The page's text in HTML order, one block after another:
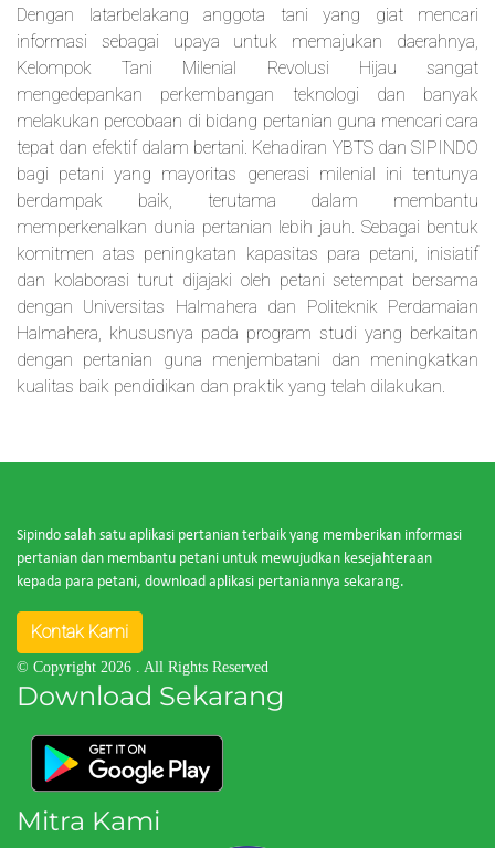
Dengan latarbelakang anggota tani yang giat mencari
informasi sebagai upaya untuk memajukan daerahnya,
Kelompok Tani Milenial Revolusi Hijau sangat
mengedepankan perkembangan teknologi dan banyak
melakukan percobaan di bidang pertanian guna mencari cara
tepat dan efektif dalam bertani. Kehadiran YBTS dan SIPINDO
bagi petani yang mayoritas generasi milenial ini tentunya
berdampak baik, terutama dalam membantu
memperkenalkan dunia pertanian lebih jauh. Sebagai bentuk
komitmen atas peningkatan kapasitas para petani, inisiatif
dan kolaborasi turut dijajaki oleh petani setempat bersama
dengan Universitas Halmahera dan Politeknik Perdamaian
Halmahera, khususnya pada program studi yang berkaitan
dengan pertanian guna menjembatani dan meningkatkan
kualitas baik pendidikan dan praktik yang telah dilakukan.
Sipindo salah satu aplikasi pertanian terbaik yang memberikan informasi
pertanian dan membantu petani untuk mewujudkan kesejahteraan
kepada para petani, download aplikasi pertaniannya sekarang.
Kontak Kami
© Copyright 2026 . All Rights Reserved
Download Sekarang
Mitra Kami